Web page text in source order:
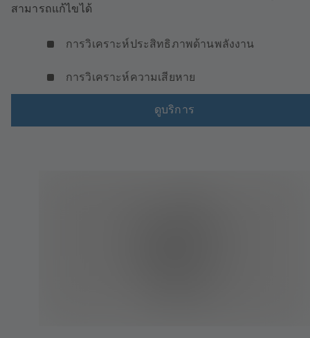
สามารถแก้ไขได้
การวิเคราะห์ประสิทธิภาพด้านพลังงาน
การวิเคราะห์ความเสียหาย
ดูบริการ